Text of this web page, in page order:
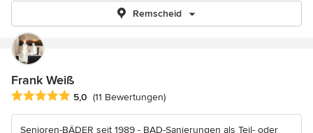
Remscheid
Frank Weiß
Durchschnittliche Bewertung: 5 von 5 Sternen
5,0 (11 Bewertungen)
Senioren-BÄDER seit 1989 - BAD-Sanierungen als Teil- oder